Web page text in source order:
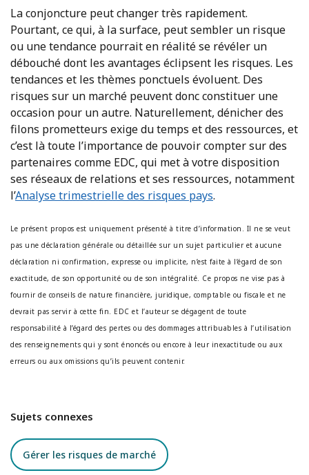
La conjoncture peut changer très rapidement.
Pourtant, ce qui, à la surface, peut sembler un risque
ou une tendance pourrait en réalité se révéler un
débouché dont les avantages éclipsent les risques. Les
tendances et les thèmes ponctuels évoluent. Des
risques sur un marché peuvent donc constituer une
occasion pour un autre. Naturellement, dénicher des
filons prometteurs exige du temps et des ressources, et
c’est là toute l’importance de pouvoir compter sur des
partenaires comme EDC, qui met à votre disposition
ses réseaux de relations et ses ressources, notamment
l’Analyse trimestrielle des risques pays.
Le présent propos est uniquement présenté à titre d’information. Il ne se veut
pas une déclaration générale ou détaillée sur un sujet particulier et aucune
déclaration ni confirmation, expresse ou implicite, n’est faite à l’égard de son
exactitude, de son opportunité ou de son intégralité. Ce propos ne vise pas à
fournir de conseils de nature financière, juridique, comptable ou fiscale et ne
devrait pas servir à cette fin. EDC et l’auteur se dégagent de toute
responsabilité à l’égard des pertes ou des dommages attribuables à l’utilisation
des renseignements qui y sont énoncés ou encore à leur inexactitude ou aux
erreurs ou aux omissions qu’ils peuvent contenir.
Sujets connexes
Gérer les risques de marché